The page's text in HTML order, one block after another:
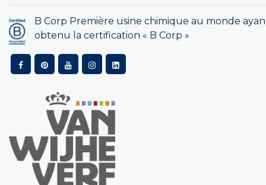
B Corp Première usine chimique au monde
obtenu la certification « B Corp »